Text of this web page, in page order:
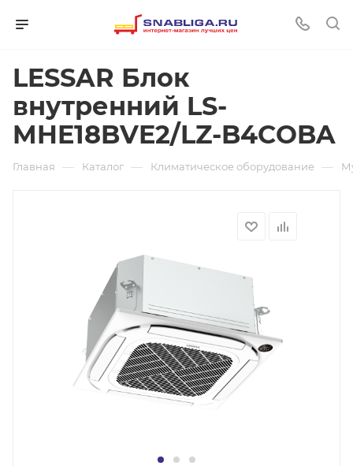
LESSAR Блок
внутренний LS-
MHE18BVE2/LZ-B4COBA
Главная — Каталог — Климатическое оборудование —